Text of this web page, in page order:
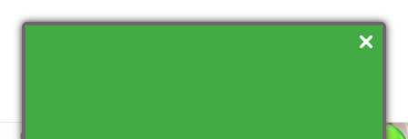
Main